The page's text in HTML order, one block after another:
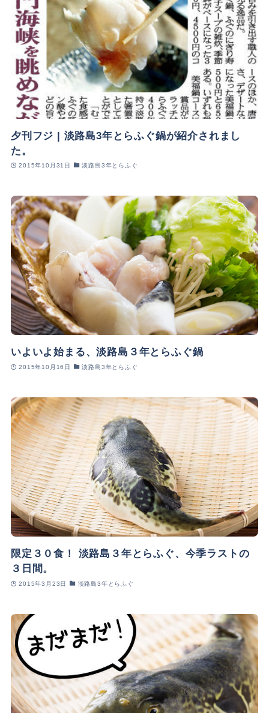
夕刊フジ | 淡路島3年とらふぐ鍋が紹介されまし
た。
2015年10月31日 淡路島3年とらふぐ
いよいよ始まる、淡路島３年とらふぐ鍋
2015年10月16日 淡路島3年とらふぐ
限定３０食！ 淡路島３年とらふぐ、今季ラストの
３日間。
2015年3月23日 淡路島3年とらふぐ